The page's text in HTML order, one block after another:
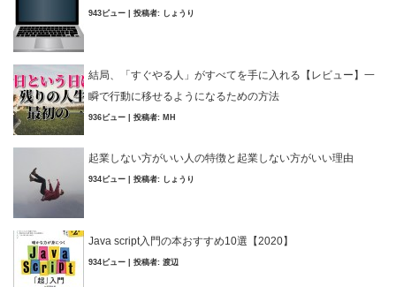
943ビュー 投稿者: しょうり
結局、「すぐやる人」がすべてを手に入れる【レビュー】一
瞬で行動に移せるようになるための方法
936ビュー 投稿者: MH
起業しない方がいい人の特徴と起業しない方がいい理由
934ビュー 投稿者: しょうり
Java script入門の本おすすめ10選【2020】
934ビュー 投稿者: 渡辺